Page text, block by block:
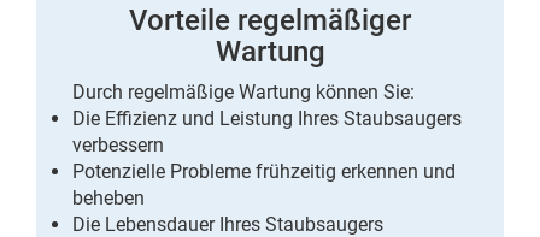
Vorteile regelmäßiger
Wartung
Durch regelmäßige Wartung können Sie:
Die Effizienz und Leistung Ihres Staubsaugers
verbessern
Potenzielle Probleme frühzeitig erkennen und
beheben
Die Lebensdauer Ihres Staubsaugers